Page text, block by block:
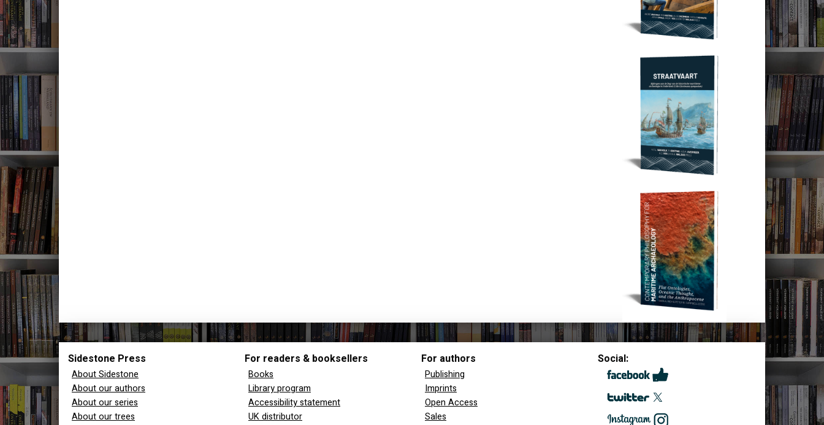
Sidestone Press
About Sidestone
About our authors
About our series
About our trees
For readers & booksellers
Books
Library program
Accessibility statement
UK distributor
For authors
Publishing
Imprints
Open Access
Sales
Social: